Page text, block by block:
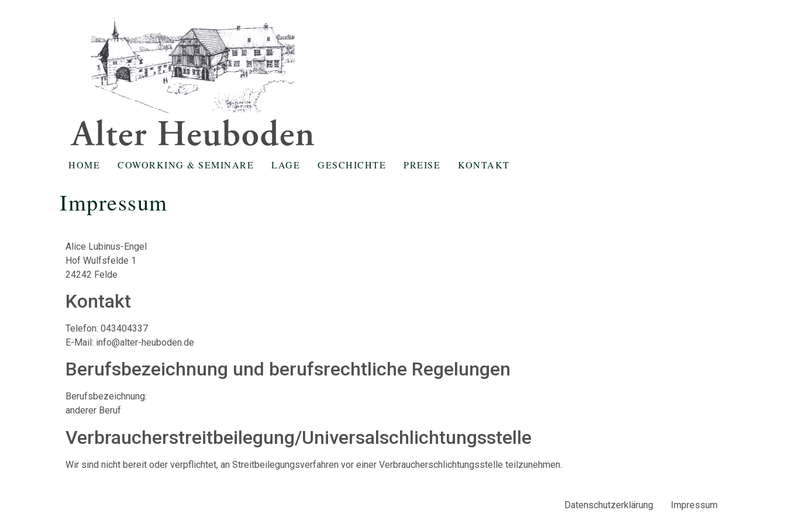
HOME COWORKING & SEMINARE LAGE GESCHICHTE PREISE KONTAKT
Impressum
Alice Lubinus-Engel
Hof Wulfsfelde 1
24242 Felde
Kontakt
Telefon: 043404337
E-Mail: info@alter-heuboden.de
Berufsbezeichnung und berufsrechtliche Regelungen
Berufsbezeichnung:
anderer Beruf
Verbraucher­streit­beilegung/Universal­schlichtungs­stelle
Wir sind nicht bereit oder verpflichtet, an Streitbeilegungsverfahren vor einer Verbraucherschlichtungsstelle teilzunehmen.
Datenschutzerklärung Impressum